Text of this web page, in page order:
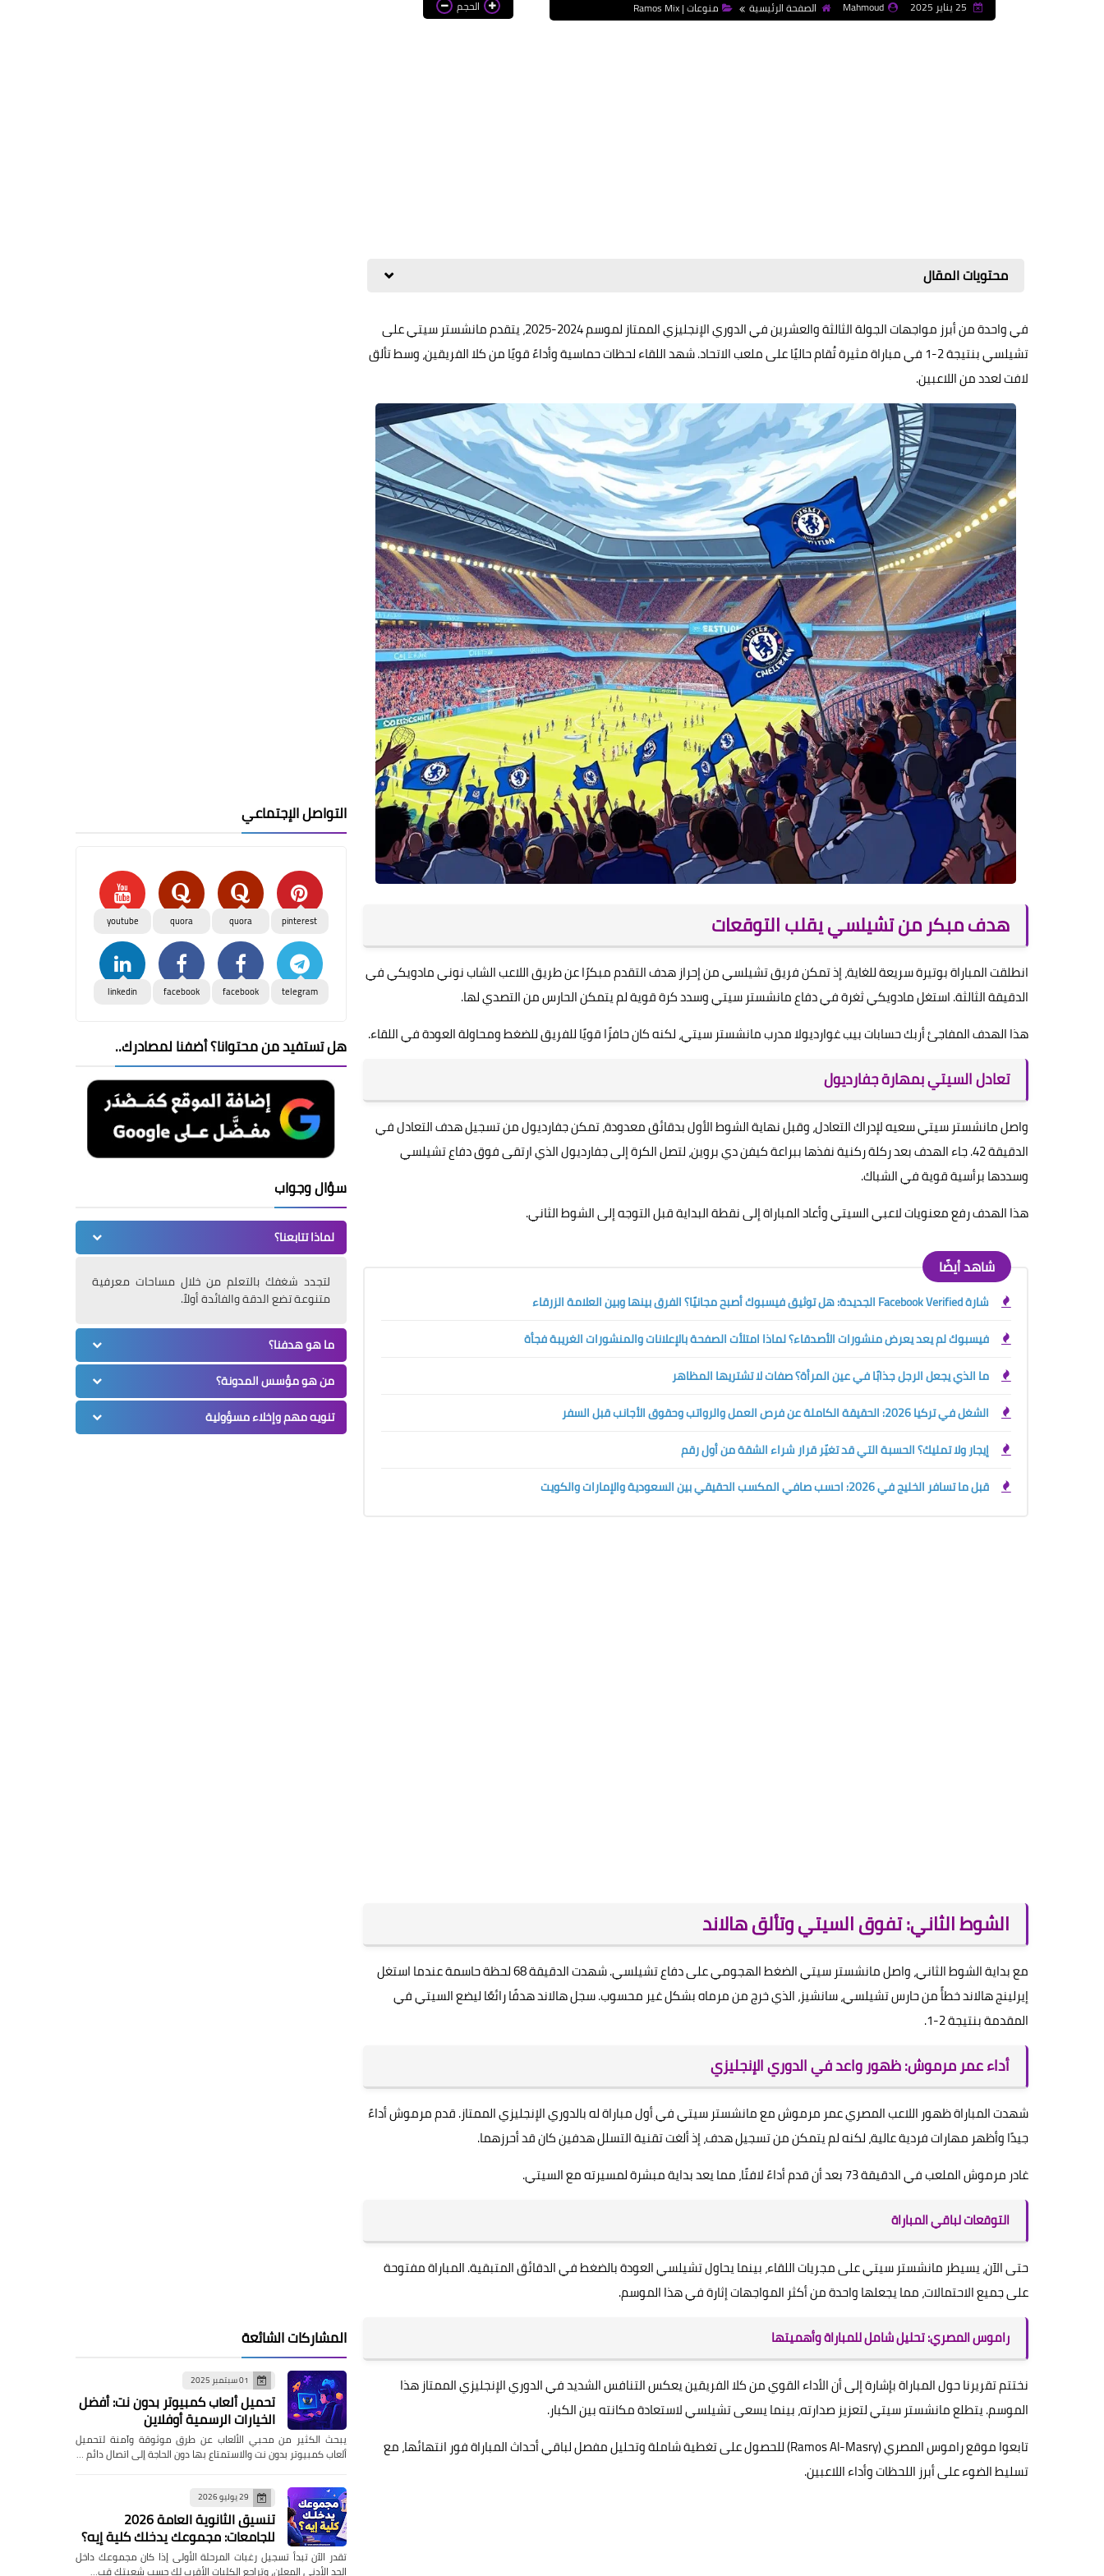
Mahmoud الصفحة الرئيسية منوعات | Ramos Mix الحجم
محتويات المقال
في واحدة من أبرز مواجهات الجولة الثالثة والعشرين في الدوري الإنجليزي الممتاز لموسم 2024-2025، يتقدم مانشستر سيتي على
تشيلسي بنتيجة 2-1 في مباراة مثيرة تُقام حاليًا على ملعب الاتحاد. شهد اللقاء لحظات حماسية وأداءً قويًا من كلا الفريقين، وسط تألق
لافت لعدد من اللاعبين.
هدف مبكر من تشيلسي يقلب التوقعات
انطلقت المباراة بوتيرة سريعة للغاية، إذ تمكن فريق تشيلسي من إحراز هدف التقدم مبكرًا عن طريق اللاعب الشاب نوني مادويكي في
الدقيقة الثالثة. استغل مادويكي ثغرة في دفاع مانشستر سيتي وسدد كرة قوية لم يتمكن الحارس من التصدي لها.
هذا الهدف المفاجئ أربك حسابات بيب غوارديولا مدرب مانشستر سيتي، لكنه كان حافزًا قويًا للفريق للضغط ومحاولة العودة في اللقاء.
تعادل السيتي بمهارة جفارديول
واصل مانشستر سيتي سعيه لإدراك التعادل، وقبل نهاية الشوط الأول بدقائق معدودة، تمكن جفارديول من تسجيل هدف التعادل في
الدقيقة 42. جاء الهدف بعد ركلة ركنية نفذها ببراعة كيفن دي بروين، لتصل الكرة إلى جفارديول الذي ارتقى فوق دفاع تشيلسي
وسددها برأسية قوية في الشباك.
هذا الهدف رفع معنويات لاعبي السيتي وأعاد المباراة إلى نقطة البداية قبل التوجه إلى الشوط الثاني.
شاهد أيضًا
شارة Facebook Verified الجديدة: هل توثيق فيسبوك أصبح مجانيًا؟ الفرق بينها وبين العلامة الزرقاء
فيسبوك لم يعد يعرض منشورات الأصدقاء؟ لماذا امتلأت الصفحة بالإعلانات والمنشورات الغريبة فجأة
ما الذي يجعل الرجل جذابًا في عين المرأة؟ صفات لا تشتريها المظاهر
الشغل في تركيا 2026: الحقيقة الكاملة عن فرص العمل والرواتب وحقوق الأجانب قبل السفر
إيجار ولا تمليك؟ الحسبة التي قد تغيّر قرار شراء الشقة من أول رقم
قبل ما تسافر الخليج في 2026: احسب صافي المكسب الحقيقي بين السعودية والإمارات والكويت
الشوط الثاني: تفوق السيتي وتألق هالاند
مع بداية الشوط الثاني، واصل مانشستر سيتي الضغط الهجومي على دفاع تشيلسي. شهدت الدقيقة 68 لحظة حاسمة عندما استغل
إيرلينج هالاند خطأً من حارس تشيلسي، سانشيز، الذي خرج من مرماه بشكل غير محسوب. سجل هالاند هدفًا رائعًا ليضع السيتي في
المقدمة بنتيجة 2-1.
أداء عمر مرموش: ظهور واعد في الدوري الإنجليزي
شهدت المباراة ظهور اللاعب المصري عمر مرموش مع مانشستر سيتي في أول مباراة له بالدوري الإنجليزي الممتاز. قدم مرموش أداءً
جيدًا وأظهر مهارات فردية عالية، لكنه لم يتمكن من تسجيل هدف، إذ ألغت تقنية التسلل هدفين كان قد أحرزهما.
غادر مرموش الملعب في الدقيقة 73 بعد أن قدم أداءً لافتًا، مما يعد بداية مبشرة لمسيرته مع السيتي.
التوقعات لباقي المباراة
حتى الآن، يسيطر مانشستر سيتي على مجريات اللقاء، بينما يحاول تشيلسي العودة بالضغط في الدقائق المتبقية. المباراة مفتوحة
على جميع الاحتمالات، مما يجعلها واحدة من أكثر المواجهات إثارة في هذا الموسم.
راموس المصري: تحليل شامل للمباراة وأهميتها
نختتم تقريرنا حول المباراة بإشارة إلى أن الأداء القوي من كلا الفريقين يعكس التنافس الشديد في الدوري الإنجليزي الممتاز هذا
الموسم. يتطلع مانشستر سيتي لتعزيز صدارته، بينما يسعى تشيلسي لاستعادة مكانته بين الكبار.
تابعوا موقع راموس المصري (Ramos Al-Masry) للحصول على تغطية شاملة وتحليل مفصل لباقي أحداث المباراة فور انتهائها، مع
تسليط الضوء على أبرز اللحظات وأداء اللاعبين.
التواصل الإجتماعي
pinterest
quora
quora
youtube
telegram
facebook
facebook
linkedin
هل تستفيد من محتوانا؟ أضفنا لمصادرك..
سؤال وجواب
لماذا تتابعنا؟
لتجدد شغفك بالتعلم من خلال مساحات معرفية
متنوعة تضع الدقة والفائدة أولاً.
ما هو هدفنا؟
من هو مؤسس المدونة؟
تنويه مهم وإخلاء مسؤولية
المشاركات الشائعة
01 سبتمبر 2025
تحميل ألعاب كمبيوتر بدون نت: أفضل
الخيارات الرسمية أوفلاين
يبحث الكثير من محبي الألعاب عن طرق موثوقة وآمنة لتحميل
ألعاب كمبيوتر بدون نت والاستمتاع بها دون الحاجة إلى اتصال دائم …
29 يوليو 2026
تنسيق الثانوية العامة 2026
للجامعات: مجموعك يدخلك كلية إيه؟
تقدر الآن تبدأ تسجيل رغبات المرحلة الأولى إذا كان مجموعك داخل
الحد الأدنى المعلن، وتراجع الكليات الأقرب لك حسب شعبتك قب…